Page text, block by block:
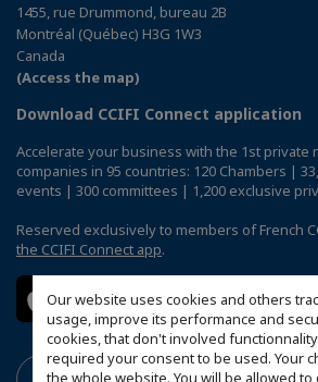
Our website uses cookies and others
usage, improve its performance and
cookies, that don't involved
required your consent to be used. Your
the whole website. You will be allowed
1455, rue Drummond, bureau 2B
Montréal (Québec) H3G 1W3
Canada
(Access the map)
Download CCIFI Connect application
Accelerate your business with the 1st private
companies in 95 countries: 120 Chambers |
events | 300 committees | 1,200 exclusive
Reserved exclusively to members of French
the CCIFI Connect app.